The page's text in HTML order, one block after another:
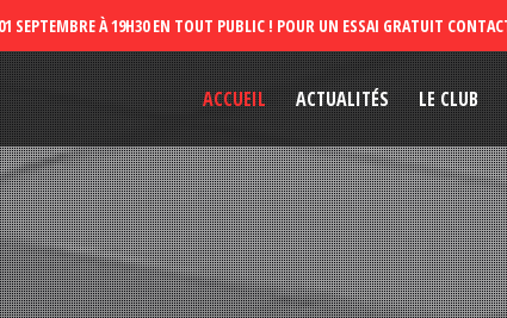
ACCUEIL ACTUALITÉS LE CLUB